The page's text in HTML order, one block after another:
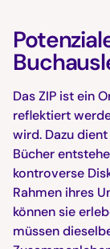
Das ZIP ist ein
reflektiert
wird. Dazu
Bücher
kontroverse
Rahmen ihres
können sie
müssen